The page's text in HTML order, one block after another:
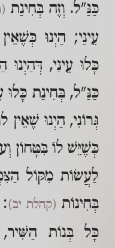
כַּנַּ"ל. וְזֶה בְּחִינַת
עֵינַי; הַיְנוּ
כָּלוּ עֵינַי, דְּהַיְנוּ
כַּנַּ"ל, בְּחִינַת כָּלוּ
גְּרוֹנִי, הַיְנוּ
כְּשֶׁיֵּשׁ לוֹ בִּטָּחוֹן
לַעֲשׂוֹת מִקּוֹל
בְּחִינוֹת (קהלת יב):
כָּל בְּנוֹת הַשִּׁיר,